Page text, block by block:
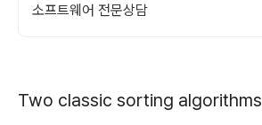
소프트웨어 전문상담
Two classic sorting algorithms